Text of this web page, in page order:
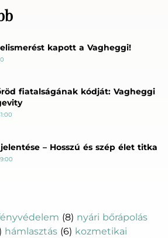
kapott a Vagheggi!
fiatalságának kódját: Vagheggi
– Hosszú és szép élet titka
(8) nyári bőrápolás
hámlasztás (6) kozmetikai